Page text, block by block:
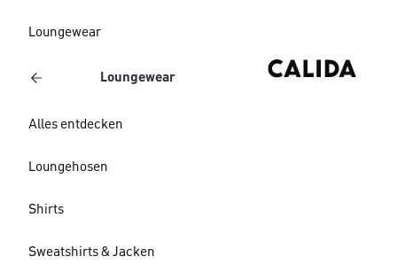
Loungewear
Loungewear
Alles entdecken
Loungehosen
Shirts
Sweatshirts & Jacken